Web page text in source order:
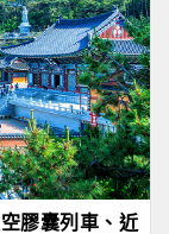
膠囊列車、近